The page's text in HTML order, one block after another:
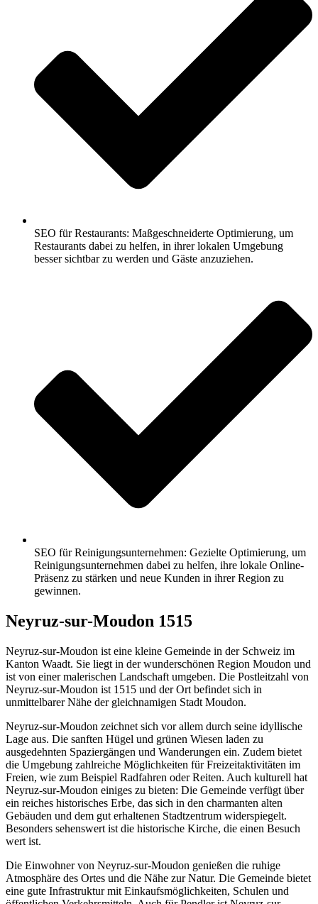
SEO für Restaurants: Maßgeschneiderte Optimierung, um
Restaurants dabei zu helfen, in ihrer lokalen Umgebung
besser sichtbar zu werden und Gäste anzuziehen.
SEO für Reinigungsunternehmen: Gezielte Optimierung, um
Reinigungsunternehmen dabei zu helfen, ihre lokale Online-
Präsenz zu stärken und neue Kunden in ihrer Region zu
gewinnen.
Neyruz-sur-Moudon 1515
Neyruz-sur-Moudon ist eine kleine Gemeinde in der Schweiz im
Kanton Waadt. Sie liegt in der wunderschönen Region Moudon und
ist von einer malerischen Landschaft umgeben. Die Postleitzahl von
Neyruz-sur-Moudon ist 1515 und der Ort befindet sich in
unmittelbarer Nähe der gleichnamigen Stadt Moudon.
Neyruz-sur-Moudon zeichnet sich vor allem durch seine idyllische
Lage aus. Die sanften Hügel und grünen Wiesen laden zu
ausgedehnten Spaziergängen und Wanderungen ein. Zudem bietet
die Umgebung zahlreiche Möglichkeiten für Freizeitaktivitäten im
Freien, wie zum Beispiel Radfahren oder Reiten. Auch kulturell hat
Neyruz-sur-Moudon einiges zu bieten: Die Gemeinde verfügt über
ein reiches historisches Erbe, das sich in den charmanten alten
Gebäuden und dem gut erhaltenen Stadtzentrum widerspiegelt.
Besonders sehenswert ist die historische Kirche, die einen Besuch
wert ist.
Die Einwohner von Neyruz-sur-Moudon genießen die ruhige
Atmosphäre des Ortes und die Nähe zur Natur. Die Gemeinde bietet
eine gute Infrastruktur mit Einkaufsmöglichkeiten, Schulen und